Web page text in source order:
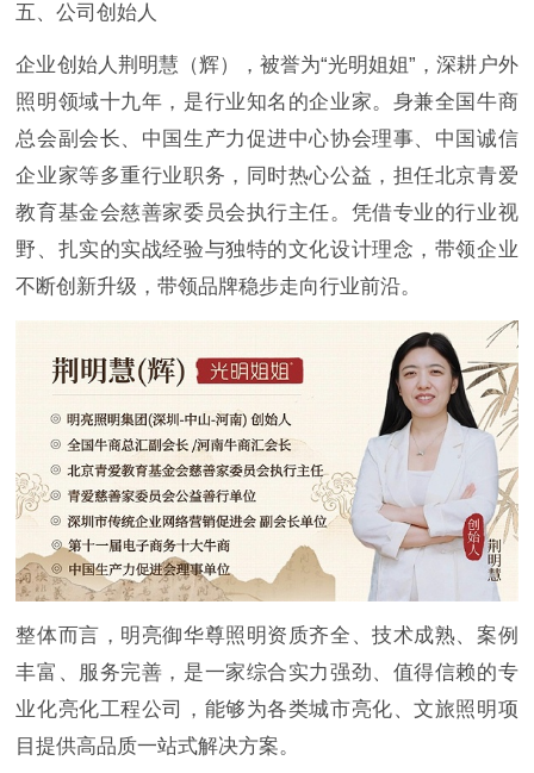
五、公司创始人
企业创始人荆明慧（辉），被誉为“光明姐姐”，深耕户外
照明领域十九年，是行业知名的企业家。身兼全国牛商
总会副会长、中国生产力促进中心协会理事、中国诚信
企业家等多重行业职务，同时热心公益，担任北京青爱
教育基金会慈善家委员会执行主任。凭借专业的行业视
野、扎实的实战经验与独特的文化设计理念，带领企业
不断创新升级，带领品牌稳步走向行业前沿。
整体而言，明亮御华尊照明资质齐全、技术成熟、案例
丰富、服务完善，是一家综合实力强劲、值得信赖的专
业化亮化工程公司，能够为各类城市亮化、文旅照明项
目提供高品质一站式解决方案。